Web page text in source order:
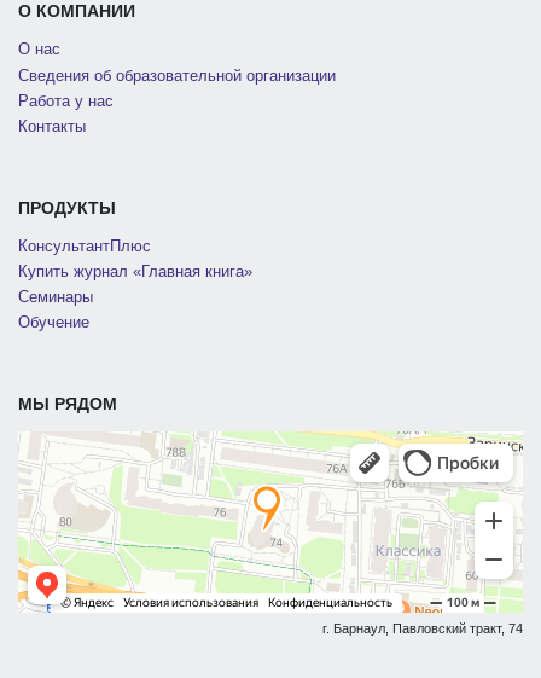
О КОМПАНИИ
О нас
Сведения об образовательной организации
Работа у нас
Контакты
ПРОДУКТЫ
КонсультантПлюс
Купить журнал «Главная книга»
Семинары
Обучение
МЫ РЯДОМ
г. Барнаул, Павловский тракт, 74